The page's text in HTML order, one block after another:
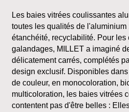
Les baies vitrées coulissantes
toutes les qualités de l'aluminium
étanchéité, recyclabilité. Pour les
galandages, MILLET a imaginé
délicatement carrés, complétés
design exclusif. Disponibles
de couleur, en monocoloration,
multicoloration, les baies vitrées
contentent pas d'être belles :